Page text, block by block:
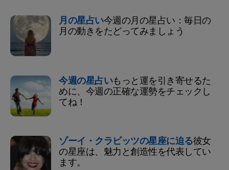
月の星占い今週の月の星占い：毎日の
月の動きをたどってみましょう
今週の星占いもっと運を引き寄せるた
めに、今週の正確な運勢をチェックし
てね！
ゾーイ・クラビッツの星座に迫る彼女
の星座は、魅力と創造性を代表してい
ます。